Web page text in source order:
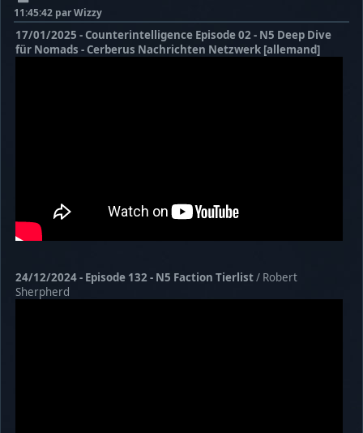
11:45:42 par Wizzy
17/01/2025 - Counterintelligence Episode 02 - N5 Deep Dive
für Nomads - Cerberus Nachrichten Netzwerk [allemand]
24/12/2024 - Episode 132 - N5 Faction Tierlist/ Robert
Sherpherd